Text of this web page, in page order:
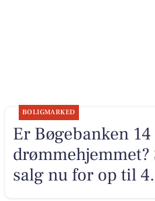
BOLIGMARKED
Er Bøgebanken
salg nu for op til